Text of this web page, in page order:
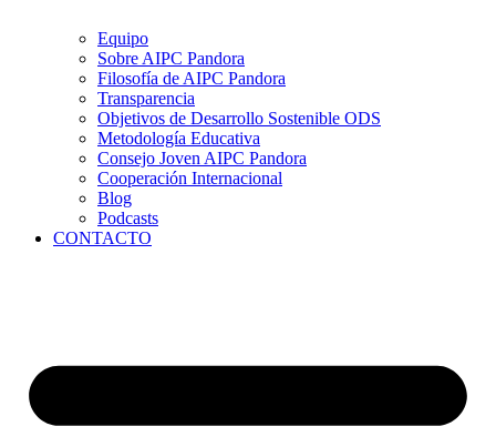
Equipo
Sobre AIPC Pandora
Filosofía de AIPC Pandora
Transparencia
Objetivos de Desarrollo Sostenible ODS
Metodología Educativa
Consejo Joven AIPC Pandora
Cooperación Internacional
Blog
Podcasts
CONTACTO